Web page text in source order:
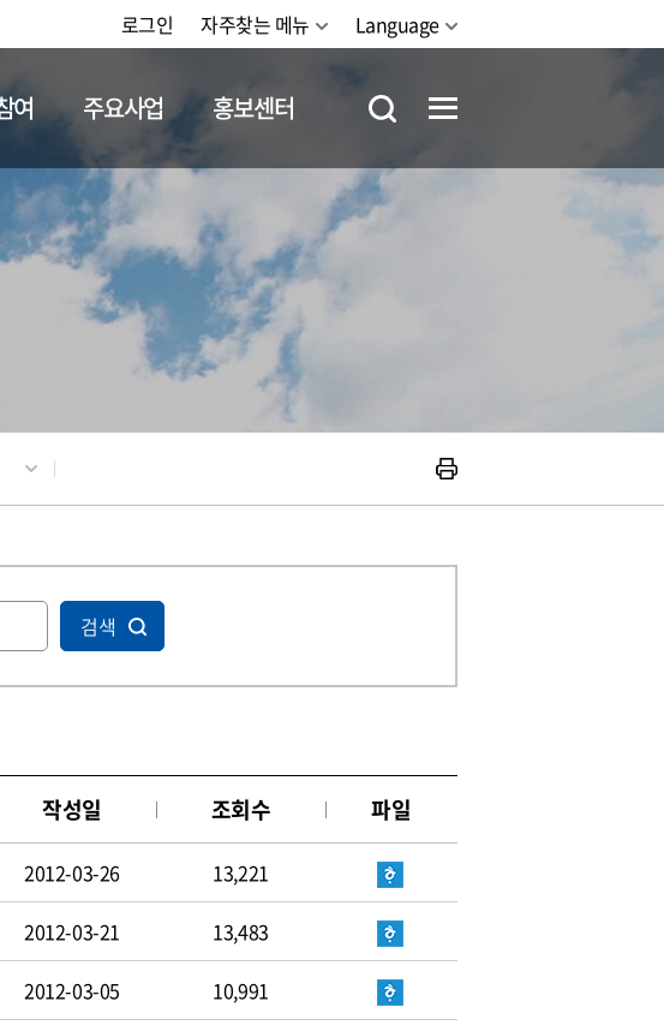
로그인 자주찾는 메뉴 Language
채용정보
여 주요사업 홍보센터
검색
작성일 조회수 파일
2012-03-26 13,221
2012-03-21 13,483
2012-03-05 10,991